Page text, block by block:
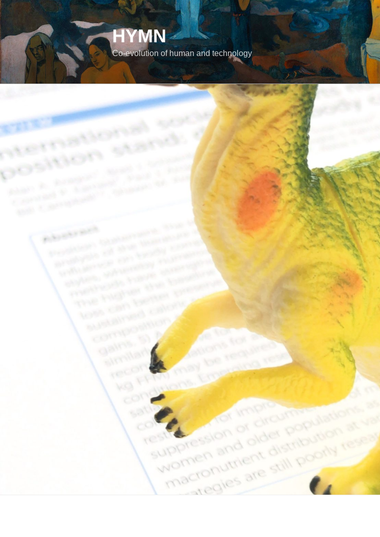
コ
ン
テ
ン
ツ
へ
ス
HYMN
Co-evolution of human and technology